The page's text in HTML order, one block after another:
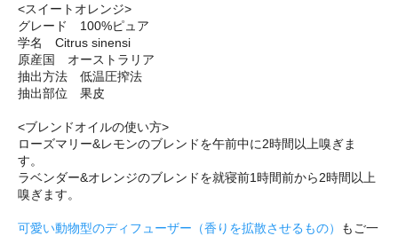
<スイートオレンジ>
グレード 100%ピュア
学名 Citrus sinensi
原産国 オーストラリア
抽出方法 低温圧搾法
抽出部位 果皮
<ブレンドオイルの使い方>
ローズマリー&レモンのブレンドを午前中に2時間以上嗅ぎま
す。
ラベンダー&オレンジのブレンドを就寝前1時間前から2時間以上
嗅ぎます。
可愛い動物型のディフューザー（香りを拡散させるもの）
もご一